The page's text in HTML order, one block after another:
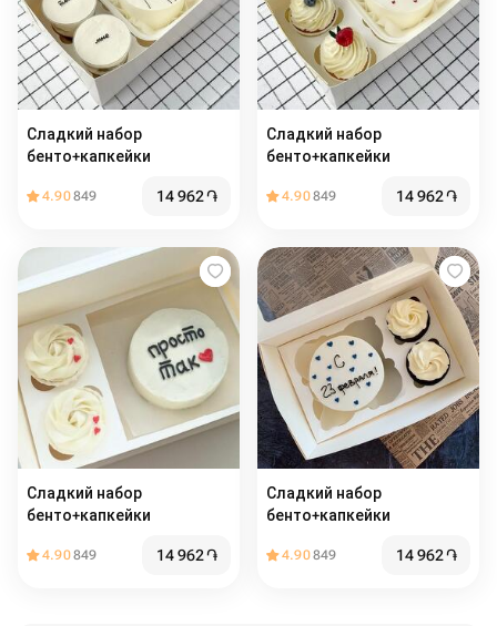
Сладкий набор
бенто+капкейки
4.90849 14 962֏
Сладкий набор
бенто+капкейки
4.90849 14 962֏
Сладкий набор
бенто+капкейки
4.90849 14 962֏
Сладкий набор
бенто+капкейки
4.90849 14 962֏